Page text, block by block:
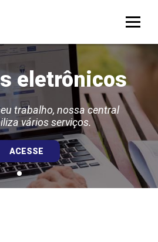
Menu
eletrônicos
trabalho, nossa central
vários serviços.
ACESSE